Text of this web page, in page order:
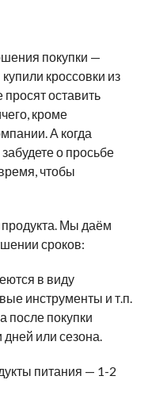
покупки —
кроссовки из
просят оставить
кроме
А когда
о просьбе
чтобы
продукта. Мы даём
сроков:
в виду
инструменты и т.п.
после покупки
или сезона.
питания — 1-2